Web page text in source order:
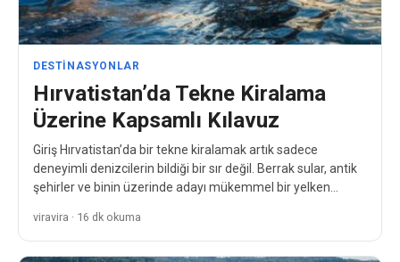
DESTINASYONLAR
Hırvatistan’da Tekne Kiralama
Üzerine Kapsamlı Kılavuz
Giriş Hırvatistan’da bir tekne kiralamak artık sadece
deneyimli denizcilerin bildiği bir sır değil. Berrak sular, antik
şehirler ve binin üzerinde adayı mükemmel bir yelken…
viravira · 16 dk okuma